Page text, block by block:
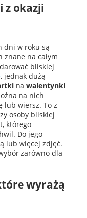
z okazji
dni w roku są
na całym
bliskiej
, jednak dużą
na walentynki
na nich
lub wiersz. To z
osoby bliskiej
którego
Do jego
lub więcej zdjęć.
zarówno dla
wyrażą